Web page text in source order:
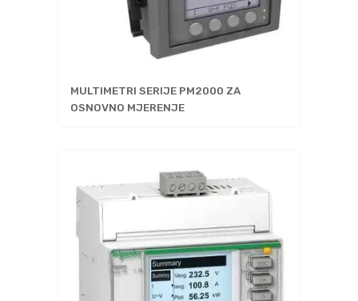
MULTIMETRI SERIJE PM2000 ZA
OSNOVNO MJERENJE